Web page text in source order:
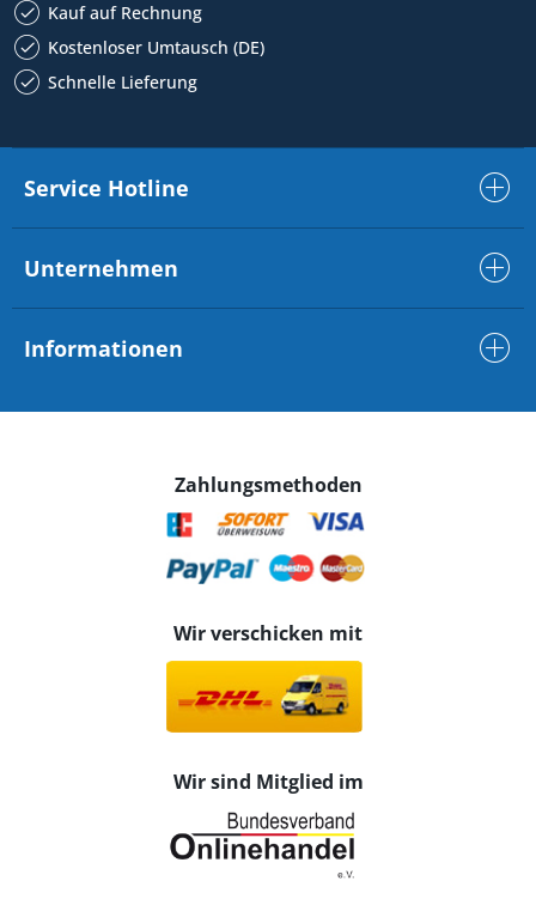
Kauf auf Rechnung
Kostenloser Umtausch (DE)
Schnelle Lieferung
Service Hotline
Unternehmen
Informationen
Zahlungsmethoden
Wir verschicken mit
Wir sind Mitglied im